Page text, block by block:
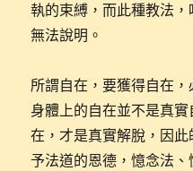
執的束縛，而此種教法
無法說明。
所謂自在，要獲得自在
身體上的自在並不是真
在，才是真實解脫，因
予法道的恩德，憶念法